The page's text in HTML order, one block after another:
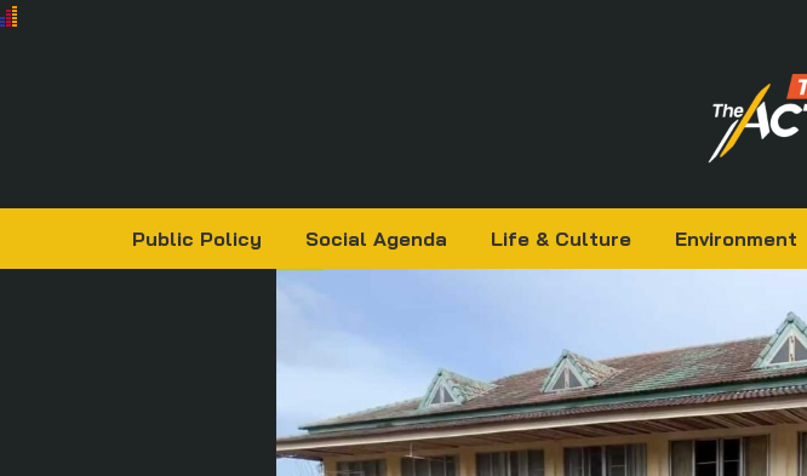
Public Policy Social Agenda Life & Culture Environment